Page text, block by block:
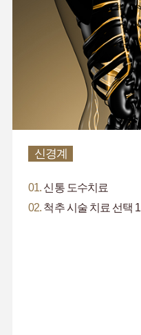
신경계
01. 신통 도수치료
02. 척추 시술 치료 선택 1